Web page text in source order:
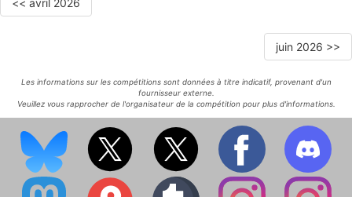
juin 2026 >>
Les informations sur les compétitions sont données à titre indicatif, provenant d'un
fournisseur externe.
Veuillez vous rapprocher de l'organisateur de la compétition pour plus d'informations.